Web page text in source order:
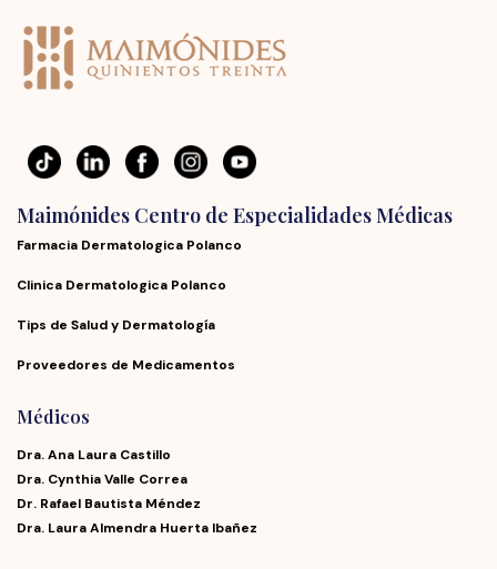
Maimónides Centro de Especialidades Médicas
Farmacia Dermatologica Polanco
Clinica Dermatologica Polanco
Tips de Salud y Dermatología
Proveedores de Medicamentos
Médicos
Dra. Ana Laura Castillo
Dra. Cynthia Valle Correa
Dr. Rafael Bautista Méndez
Dra. Laura Almendra Huerta Ibañez